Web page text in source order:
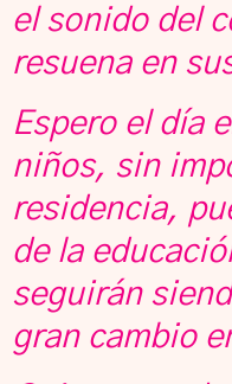
el sonido del
resuena en
Espero el día
niños, sin
residencia,
de la
seguirán
gran cambio